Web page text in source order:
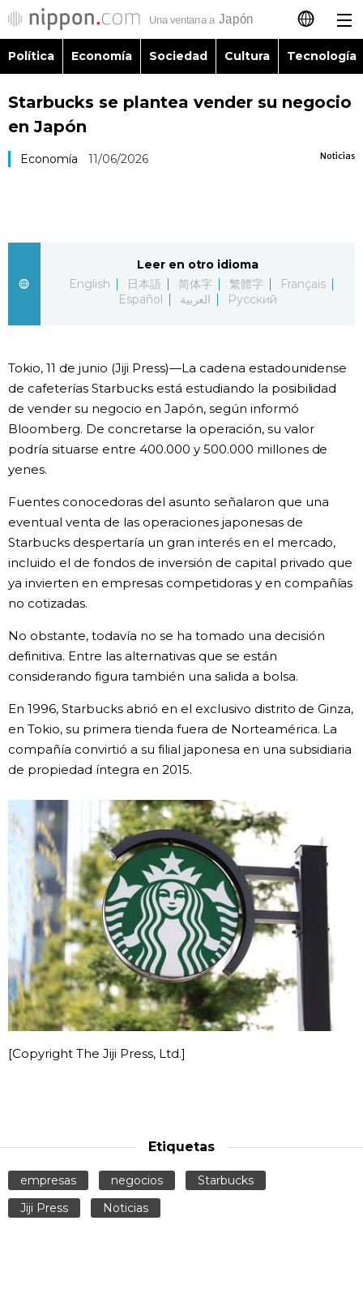
日本語
English
العربية
Русский
Política
Sociedad
Cultura
Vida
Guía de Japón
Vídeos e imágenes
En profundidad
Más
Datos de Japón
Fragmentos de Japón
Gente
Blog
Tokio
Avisos
Política Economía Sociedad Cultura Tecnología
Starbucks se plantea vender su negocio
en Japón
Noticias
Economía 11/06/2026
Leer en otro idioma
English
日本語 简体字 繁體字
Français
Español
العربية Русский
Tokio, 11 de junio (Jiji Press)—La cadena estadounidense
de cafeterías Starbucks está estudiando la posibilidad
de vender su negocio en Japón, según informó
Bloomberg. De concretarse la operación, su valor
podría situarse entre 400.000 y 500.000 millones de
yenes.
Fuentes conocedoras del asunto señalaron que una
eventual venta de las operaciones japonesas de
Starbucks despertaría un gran interés en el mercado,
incluido el de fondos de inversión de capital privado que
ya invierten en empresas competidoras y en compañías
no cotizadas.
No obstante, todavía no se ha tomado una decisión
definitiva. Entre las alternativas que se están
considerando figura también una salida a bolsa.
En 1996, Starbucks abrió en el exclusivo distrito de Ginza,
en Tokio, su primera tienda fuera de Norteamérica. La
compañía convirtió a su filial japonesa en una subsidiaria
de propiedad íntegra en 2015.
[Copyright The Jiji Press, Ltd.]
Etiquetas
empresas negocios
Starbucks
Jiji Press
Noticias